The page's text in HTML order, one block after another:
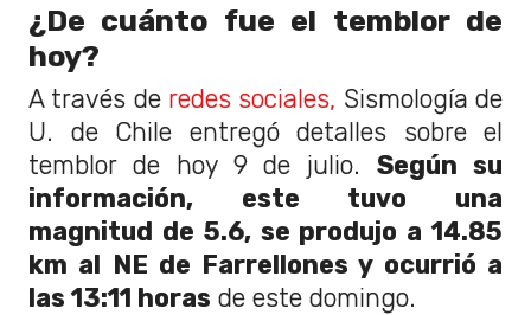
¿De cuánto fue el temblor de
hoy?
A través de redes sociales, Sismología de
U. de Chile entregó detalles sobre el
temblor de hoy 9 de julio.Según su
información, este tuvo una
magnitud de 5.6, se produjo a 14.85
km al NE de Farrellones y ocurrió a
las 13:11 horas de este domingo.